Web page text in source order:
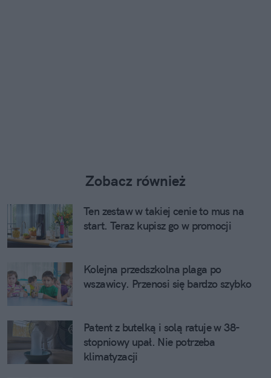
Zobacz również
Ten zestaw w takiej cenie to mus na
start. Teraz kupisz go w promocji
Kolejna przedszkolna plaga po
wszawicy. Przenosi się bardzo szybko
Patent z butelką i solą ratuje w 38-
stopniowy upał. Nie potrzeba
klimatyzacji